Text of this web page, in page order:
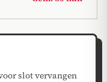
slot vervangen